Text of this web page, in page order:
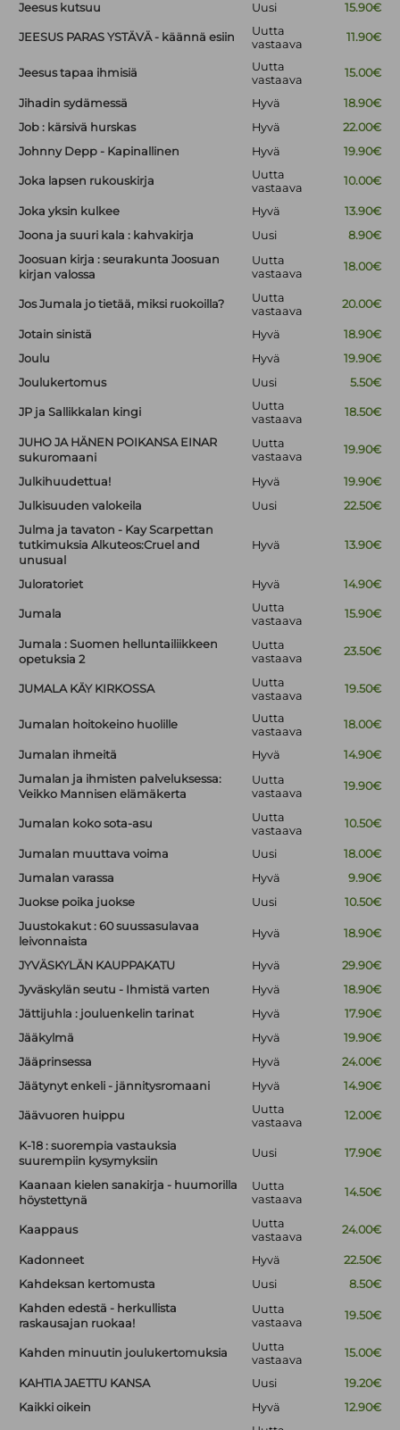
Jeesus kutsuu
Uusi 15.90€
JEESUS PARAS YSTÄVÄ - käännä esiin
Uutta
vastaava
11.90€
Jeesus tapaa ihmisiä
Uutta
vastaava
15.00€
Jihadin sydämessä Hyvä
18.90€
Job : kärsivä hurskas
Hyvä
22.00€
Johnny Depp - Kapinallinen
Hyvä 19.90€
Joka lapsen rukouskirja
Uutta
vastaava
10.00€
Joka yksin kulkee Hyvä
13.90€
Joona ja suuri kala : kahvakirja
Uusi
8.90€
Joosuan kirja : seurakunta Joosuan
kirjan valossa
Uutta
vastaava
18.00€
Jos Jumala jo tietää, miksi ruokoilla?
Uutta
vastaava
20.00€
Jotain sinistä Hyvä
18.90€
Joulu
Hyvä
19.90€
Joulukertomus
Uusi 5.50€
JP ja Sallikkalan kingi
Uutta
vastaava
18.50€
JUHO JA HÄNEN POIKANSA EINAR
sukuromaani
Uutta
vastaava
19.90€
Julkihuudettua! Hyvä
19.90€
Julkisuuden valokeila
Uusi
22.50€
Julma ja tavaton - Kay Scarpettan
tutkimuksia Alkuteos:Cruel and
unusual
Hyvä 13.90€
Juloratoriet Hyvä 14.90€
Jumala
Uutta
vastaava
15.90€
Jumala : Suomen helluntailiikkeen
opetuksia 2
Uutta
vastaava
23.50€
JUMALA KÄY KIRKOSSA
Uutta
vastaava
19.50€
Jumalan hoitokeino huolille
Uutta
vastaava
18.00€
Jumalan ihmeitä Hyvä
14.90€
Jumalan ja ihmisten palveluksessa:
Veikko Mannisen elämäkerta
Uutta
vastaava
19.90€
Jumalan koko sota-asu
Uutta
vastaava
10.50€
Jumalan muuttava voima Uusi
18.00€
Jumalan varassa
Hyvä
9.90€
Juokse poika juokse
Uusi
10.50€
Juustokakut : 60 suussasulavaa
leivonnaista
Hyvä 18.90€
JYVÄSKYLÄN KAUPPAKATU Hyvä
29.90€
Jyväskylän seutu - Ihmistä varten
Hyvä
18.90€
Jättijuhla : jouluenkelin tarinat
Hyvä
17.90€
Jääkylmä
Hyvä
19.90€
Jääprinsessa
Hyvä
24.00€
Jäätynyt enkeli - jännitysromaani
Hyvä 14.90€
Jäävuoren huippu
Uutta
vastaava
12.00€
K-18 : suorempia vastauksia
suurempiin kysymyksiin
Uusi 17.90€
Kaanaan kielen sanakirja - huumorilla
höystettynä
Uutta
vastaava
14.50€
Kaappaus
Uutta
vastaava
24.00€
Kadonneet Hyvä
22.50€
Kahdeksan kertomusta
Uusi
8.50€
Kahden edestä - herkullista
raskausajan ruokaa!
Uutta
vastaava
19.50€
Kahden minuutin joulukertomuksia
Uutta
vastaava
15.00€
KAHTIA JAETTU KANSA Uusi
19.20€
Kaikki oikein
Hyvä
12.90€